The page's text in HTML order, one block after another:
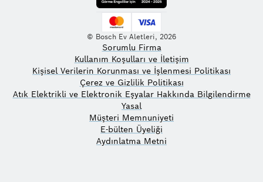
© Bosch Ev Aletleri, 2026
Sorumlu Firma
Kullanım Koşulları ve İletişim
Kişisel Verilerin Korunması ve İşlenmesi Politikası
Çerez ve Gizlilik Politikası
Atık Elektrikli ve Elektronik Eşyalar Hakkında Bilgilendirme
Yasal
Müşteri Memnuniyeti
E-bülten Üyeliği
Aydınlatma Metni